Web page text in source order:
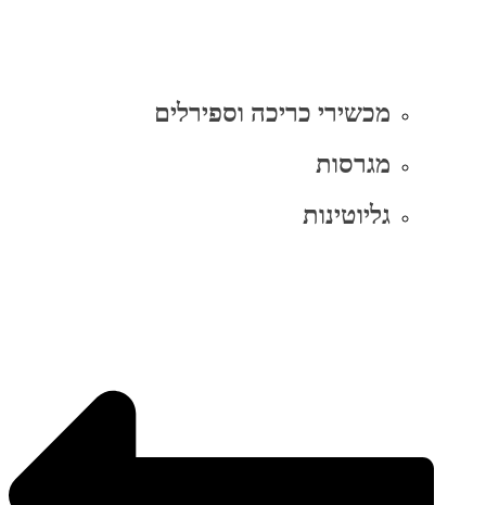
מכשירי כריכה וספירלים
מגרסות
גליוטינות